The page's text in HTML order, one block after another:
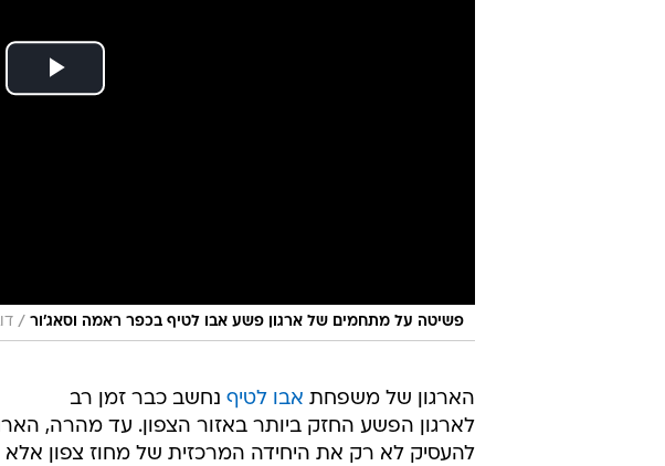
פשיטה על מתחמים של ארגון פשע אבו לטיף בכפר ראמה וסאג'ור /
הארגון של משפחת אבו לטיף נחשב כבר זמן רב
לארגון הפשע החזק ביותר באזור הצפון. עד מהרה,
להעסיק לא רק את היחידה המרכזית של מחוז צפון